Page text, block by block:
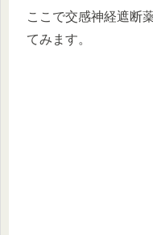
ここで交感神経遮断
てみます。